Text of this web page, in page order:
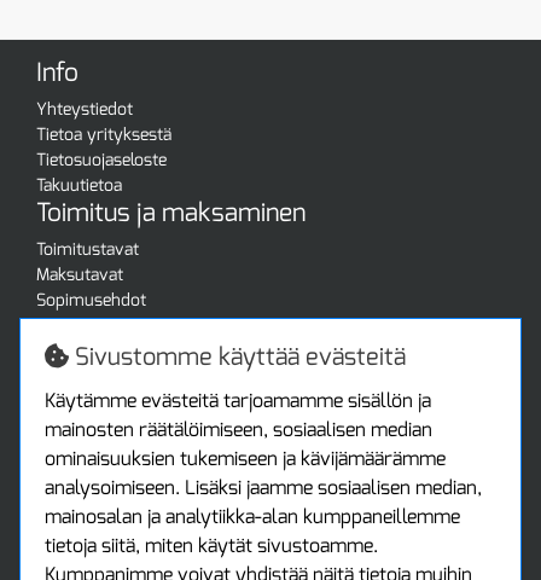
Info
Yhteystiedot
Tietoa yrityksestä
Tietosuojaseloste
Takuutietoa
Toimitus ja maksaminen
Toimitustavat
Maksutavat
Sopimusehdot
Turvallista ostamista
Jälleenmyyjille
Tax free / verovapaa myynti
Asiakastilini
Asiakastili
Luo tili
Kirjaudu sisään
Ota yhteyttä
Protools Oy
Sivustomme käyttää evästeitä
Käytämme evästeitä tarjoamamme sisällön ja
mainosten räätälöimiseen, sosiaalisen median
ominaisuuksien tukemiseen ja kävijämäärämme
analysoimiseen. Lisäksi jaamme sosiaalisen median,
mainosalan ja analytiikka-alan kumppaneillemme
tietoja siitä, miten käytät sivustoamme.
Kumppanimme voivat yhdistää näitä tietoja muihin